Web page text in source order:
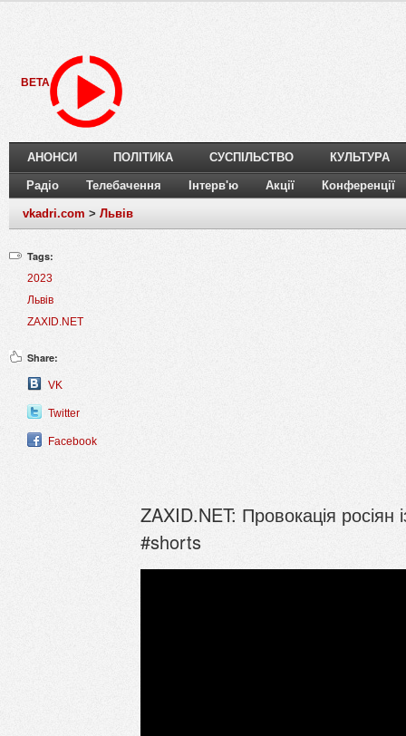
BETA
АНОНСИ ПОЛІТИКА СУСПІЛЬСТВО КУЛЬТУРА
Радіо Телебачення Інтерв'ю Акції Конференції
vkadri.com > Львів
Tags:
2023
Львів
ZAXID.NET
Share:
VK
Twitter
Facebook
ZAXID.NET: Провокація росіян
#shorts